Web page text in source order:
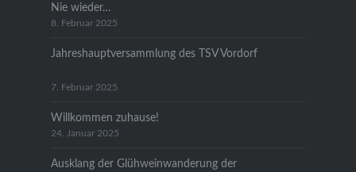
Nie wieder…
8. Februar 2025
Jahreshauptversammlung des TSV Vordorf
7. Februar 2025
Willkommen zuhause!
24. Januar 2025
Ausklang der Glühweinwanderung der